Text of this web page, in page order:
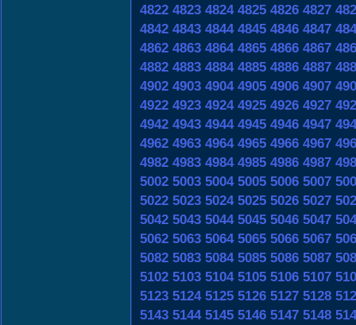
4822 4823 4824 4825 4826 4827
4842 4843 4844 4845 4846 4847
4862 4863 4864 4865 4866 4867
4882 4883 4884 4885 4886 4887
4902 4903 4904 4905 4906 4907
4922 4923 4924 4925 4926 4927
4942 4943 4944 4945 4946 4947
4962 4963 4964 4965 4966 4967
4982 4983 4984 4985 4986 4987
5002 5003 5004 5005 5006 5007
5022 5023 5024 5025 5026 5027
5042 5043 5044 5045 5046 5047
5062 5063 5064 5065 5066 5067
5082 5083 5084 5085 5086 5087
5102 5103 5104 5105 5106 5107
5123 5124 5125 5126 5127 5128
5143 5144 5145 5146 5147 5148